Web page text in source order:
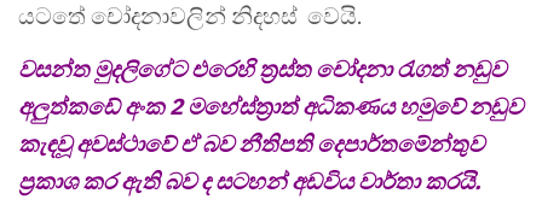
යටතේ චෝදනාවලින් නිදහස් වෙයි.
වසන්ත මුදලිගේට එරෙහි ත්‍රස්ත චෝදනා රැගත් නඩුව
අලුත්කඩේ අංක 2 මහේස්ත්‍රාත් අධිකණය හමුවේ නඩුව
කැඳවූ අවස්ථාවේ ඒ බව නීතිපති දෙපාර්තමේන්තුව
ප්‍රකාශ කර ඇති බව ද සටහන් අඩවිය වාර්තා කරයි.